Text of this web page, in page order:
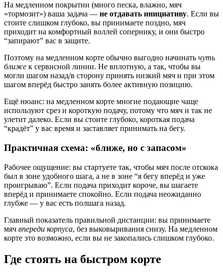
На медленном покрытии (много песка, влажно, мяч
«тормозит») ваша задача — не отдавать инициативу. Если вы
стоите слишком глубоко, вы принимаете поздно, мяч
приходит на комфортный воллей сопернику, и они быстро
“запирают” вас в защите.
Поэтому на медленном корте обычно выгодно начинать чуть
ближе к сервисной линии. Не вплотную, а так, чтобы вы
могли шагом назад/в сторону принять низкий мяч и при этом
шагом вперёд быстро занять более активную позицию.
Ещё нюанс: на медленном корте многие подающие чаще
используют срез и короткую подачу, потому что мяч и так не
улетит далеко. Если вы стоите глубоко, короткая подача
“крадёт” у вас время и заставляет принимать на бегу.
Практичная схема: «ближе, но с запасом»
Рабочее ощущение: вы стартуете так, чтобы мяч после отскока
был в зоне удобного шага, а не в зоне “я бегу вперёд и уже
проигрываю”. Если подача приходит короче, вы шагаете
вперёд и принимаете спокойно. Если подача неожиданно
глубже — у вас есть полшага назад.
Главный показатель правильной дистанции: вы принимаете
мяч впереди корпуса, без выковыривания снизу. На медленном
корте это возможно, если вы не закопались слишком глубоко.
Где стоять на быстром корте